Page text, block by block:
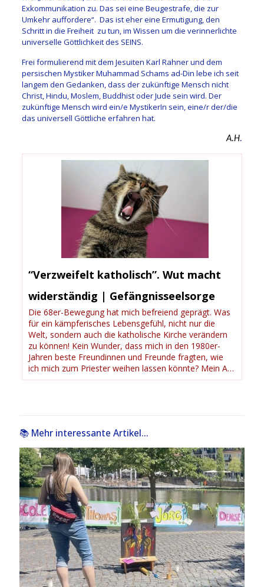
Exkommunikation zu. Das sei eine Beugestrafe, die zur
Umkehr auffordere“. Das ist eher eine Ermutigung, den
Schritt in die Freiheit zu tun, im Wissen um die verinnerlichte
universelle Göttlichkeit des SEINS.
Frei formulierend mit dem Jesuiten Karl Rahner und dem
persischen Mystiker Muhammad Schams ad-Din lebe ich seit
langem den Gedanken, dass der zukünftige Mensch nicht
Christ, Hindu, Moslem, Buddhist oder Jude sein wird. Der
zukünftige Mensch wird ein/e MystikerIn sein, eine/r der/die
das universell Göttliche erfahren hat.
A.H.
“Verzweifelt katholisch”. Wut macht
widerständig | Gefängnisseelsorge
Die 68er-Bewegung hat mich befreiend geprägt. Was
für ein kämpferisches Lebensgefühl, nicht nur die
Welt, sondern auch die katholische Kirche verändern
zu können! Kein Wunder, dass mich in den 1980er-
Jahren beste Freundinnen und Freunde fragten, wie
ich mich zum Priester weihen lassen könnte? Mein A…
📚 Mehr interessante Artikel...